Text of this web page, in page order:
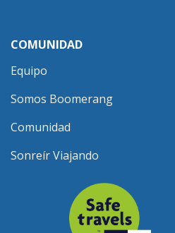
COMUNIDAD
Equipo
Somos Boomerang
Comunidad
Sonreír Viajando